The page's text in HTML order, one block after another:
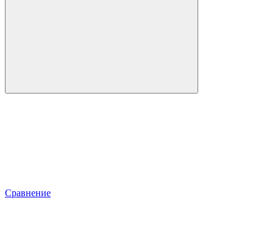
Сравнение